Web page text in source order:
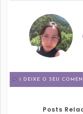
1 DEIXE O SEU
Posts